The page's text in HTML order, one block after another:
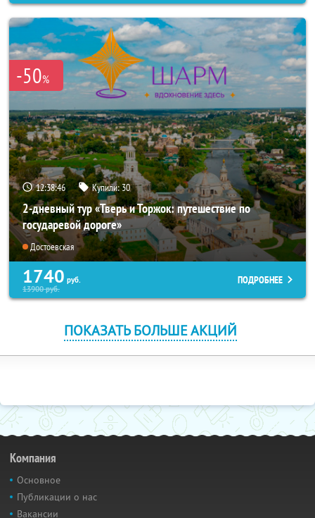
-50%
12:38:45 Купили:30
2-дневный тур «Тверь и Торжок: путешествие по
государевой дороге»
Достоевская
1740 руб.
13900руб.
ПОДРОБНЕЕ
ПОКАЗАТЬ БОЛЬШЕ АКЦИЙ
Компания
Основное
Публикации о нас
Вакансии